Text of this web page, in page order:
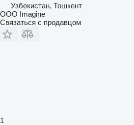
Узбекистан, Тошкент
OOO Imagine
Связаться с продавцом
1